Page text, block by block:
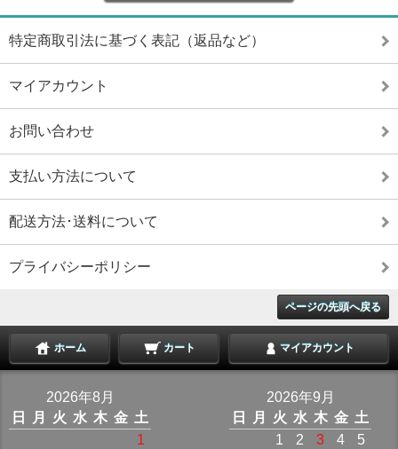
特定商取引法に基づく表記（返品など）
マイアカウント
お問い合わせ
支払い方法について
配送方法･送料について
プライバシーポリシー
ページの先頭へ戻る
ホーム カート マイアカウント
2026年8月
日
月 火 水 木 金 土
1
2026年9月
日
月 火 水 木 金 土
1
2 3 4
5